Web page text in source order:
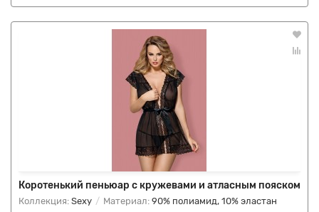
Коротенький пеньюар с кружевами и атласным пояском
Коллекция: Sexy Материал: 90% полиамид, 10% эластан